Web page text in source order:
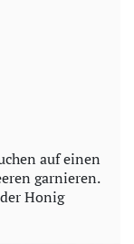
auf einen
garnieren.
Honig